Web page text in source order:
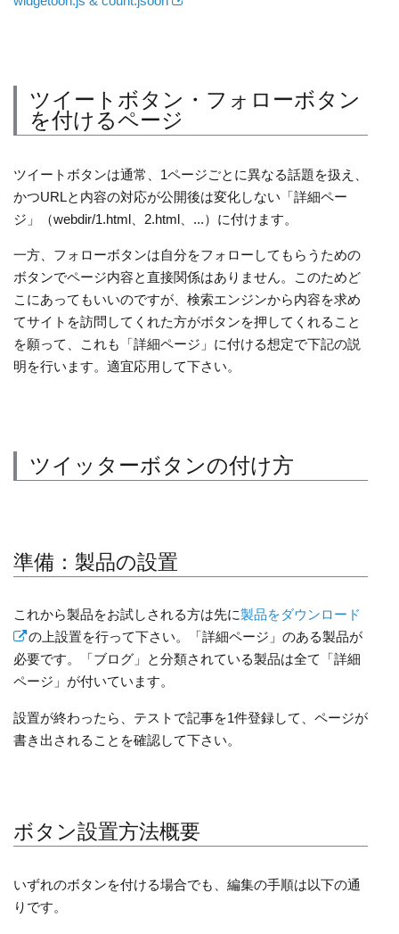
ツイートボタン・フォローボタン
を付けるページ
ツイートボタンは通常、1ページごとに異なる話題を扱え、
かつURLと内容の対応が公開後は変化しない「詳細ペー
ジ」（webdir/1.html、2.html、...）に付けます。
一方、フォローボタンは自分をフォローしてもらうための
ボタンでページ内容と直接関係はありません。このためど
こにあってもいいのですが、検索エンジンから内容を求め
てサイトを訪問してくれた方がボタンを押してくれること
を願って、これも「詳細ページ」に付ける想定で下記の説
明を行います。適宜応用して下さい。
ツイッターボタンの付け方
準備：製品の設置
これから製品をお試しされる方は先に製品をダウンロード
の上設置を行って下さい。「詳細ページ」のある製品が
必要です。「ブログ」と分類されている製品は全て「詳細
ページ」が付いています。
設置が終わったら、テストで記事を1件登録して、ページが
書き出されることを確認して下さい。
ボタン設置方法概要
いずれのボタンを付ける場合でも、編集の手順は以下の通
りです。